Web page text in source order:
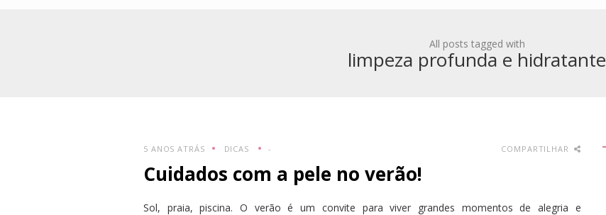
All posts tagged with
limpeza profunda e hidratante
5 ANOS ATRÁS DICAS - COMPARTILHAR
Cuidados com a pele no verão!
Sol, praia, piscina. O verão é um convite para viver grandes momentos de alegria e